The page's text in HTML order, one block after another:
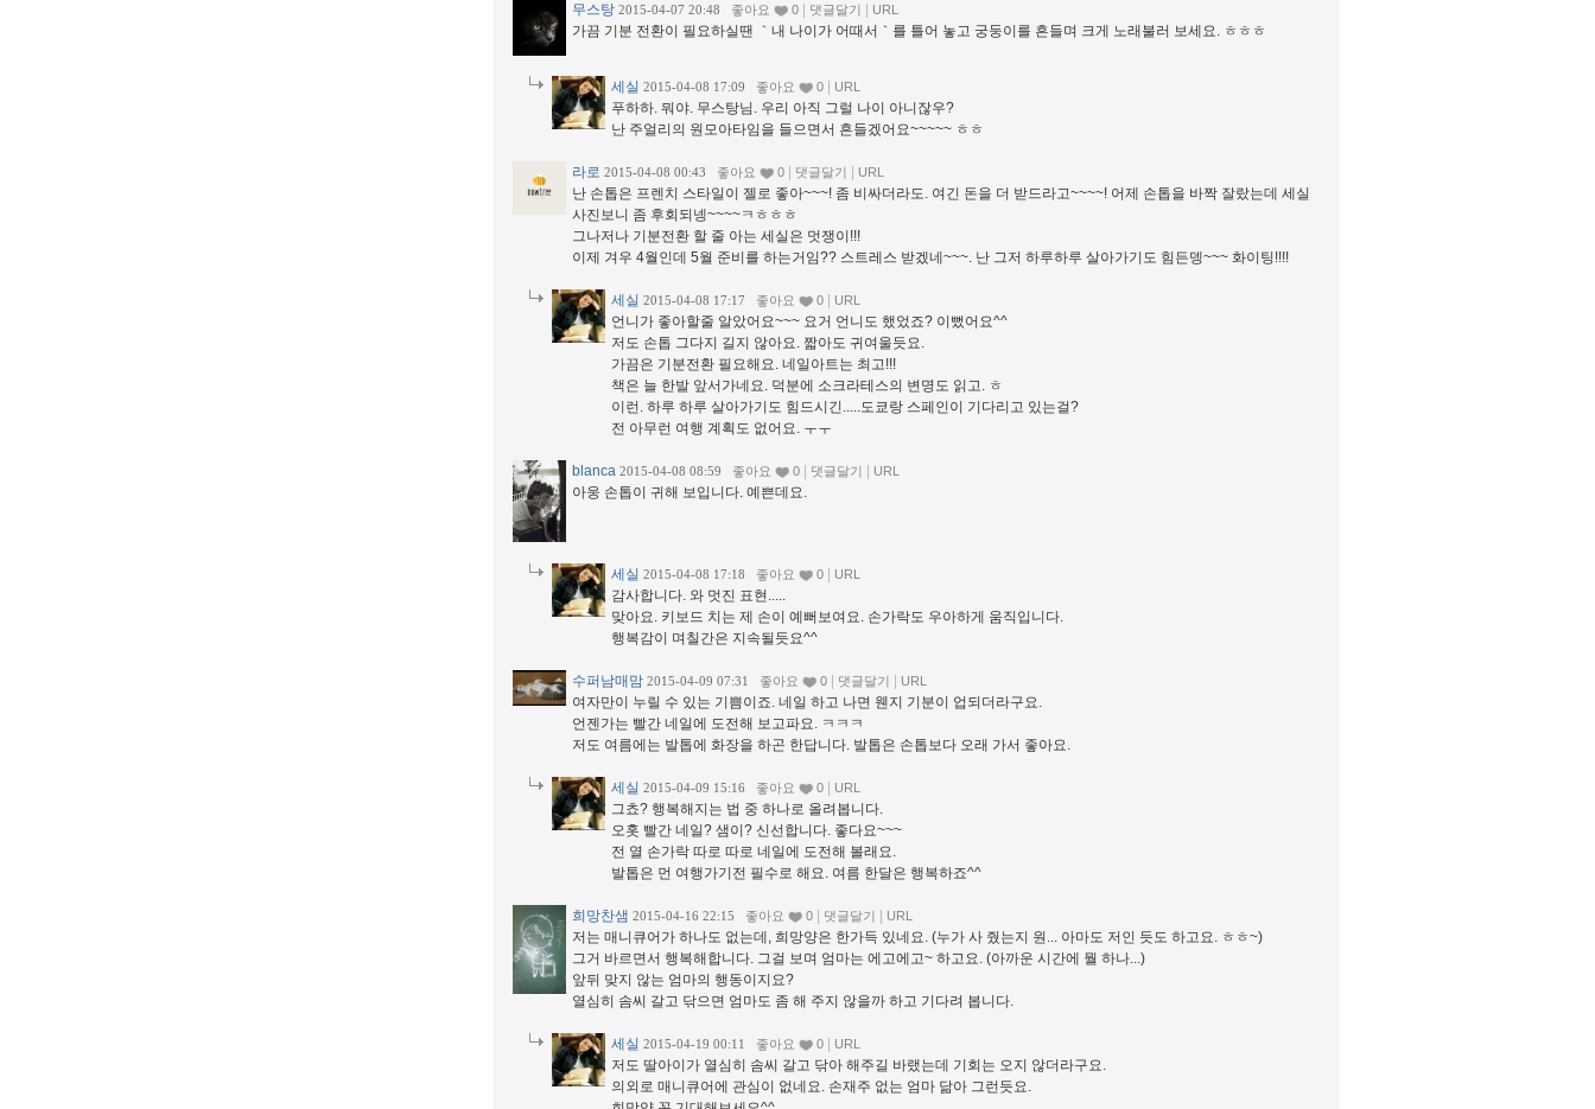
무스탕 2015-04-07 20:48 좋아요 0 댓글달기 URL
가끔 기분 전환이 필요하실땐 ｀내 나이가 어때서｀를 틀어 놓고 궁둥이를 흔들며 크게 노래불러 보세요. ㅎㅎㅎ
세실 2015-04-08 17:09 좋아요 0 URL
푸하하. 뭐야. 무스탕님. 우리 아직 그럴 나이 아니잖우?
난 주얼리의 원모아타임을 들으면서 흔들겠어요~~~~~ ㅎㅎ
라로 2015-04-08 00:43 좋아요 0 댓글달기 URL
난 손톱은 프렌치 스타일이 젤로 좋아~~~! 좀 비싸더라도. 여긴 돈을 더 받드라고~~~~! 어제 손톱을 바짝 잘랐는데 세실
사진보니 좀 후회되넹~~~~ㅋㅎㅎㅎ
그나저나 기분전환 할 줄 아는 세실은 멋쟁이!!!
이제 겨우 4월인데 5월 준비를 하는거임?? 스트레스 받겠네~~~. 난 그저 하루하루 살아가기도 힘든뎅~~~ 화이팅!!!!
세실 2015-04-08 17:17 좋아요 0 URL
언니가 좋아할줄 알았어요~~~ 요거 언니도 했었죠? 이뻤어요^^
저도 손톱 그다지 길지 않아요. 짧아도 귀여울듯요.
가끔은 기분전환 필요해요. 네일아트는 최고!!!
책은 늘 한발 앞서가네요. 덕분에 소크라테스의 변명도 읽고. ㅎ
이런. 하루 하루 살아가기도 힘드시긴.....도쿄랑 스페인이 기다리고 있는걸?
전 아무런 여행 계획도 없어요. ㅜㅜ
blanca 2015-04-08 08:59 좋아요 0 댓글달기 URL
아웅 손톱이 귀해 보입니다. 예쁜데요.
세실 2015-04-08 17:18 좋아요 0 URL
감사합니다. 와 멋진 표현.....
맞아요. 키보드 치는 제 손이 예뻐보여요. 손가락도 우아하게 움직입니다.
행복감이 며칠간은 지속될듯요^^
수퍼남매맘 2015-04-09 07:31 좋아요 0 댓글달기 URL
여자만이 누릴 수 있는 기쁨이죠. 네일 하고 나면 웬지 기분이 업되더라구요.
언젠가는 빨간 네일에 도전해 보고파요. ㅋㅋㅋ
저도 여름에는 발톱에 화장을 하곤 한답니다. 발톱은 손톱보다 오래 가서 좋아요.
세실 2015-04-09 15:16 좋아요 0 URL
그쵸? 행복해지는 법 중 하나로 올려봅니다.
오홋 빨간 네일? 샘이? 신선합니다. 좋다요~~~
전 열 손가락 따로 따로 네일에 도전해 볼래요.
발톱은 먼 여행가기전 필수로 해요. 여름 한달은 행복하죠^^
희망찬샘 2015-04-16 22:15 좋아요 0 댓글달기 URL
저는 매니큐어가 하나도 없는데, 희망양은 한가득 있네요. (누가 사 줬는지 원... 아마도 저인 듯도 하고요. ㅎㅎ~)
그거 바르면서 행복해합니다. 그걸 보며 엄마는 에고에고~ 하고요. (아까운 시간에 뭘 하나...)
앞뒤 맞지 않는 엄마의 행동이지요?
열심히 솜씨 갈고 닦으면 엄마도 좀 해 주지 않을까 하고 기다려 봅니다.
세실 2015-04-19 00:11 좋아요 0 URL
저도 딸아이가 열심히 솜씨 갈고 닦아 해주길 바랬는데 기회는 오지 않더라구요.
의외로 매니큐어에 관심이 없네요. 손재주 없는 엄마 닮아 그런듯요.